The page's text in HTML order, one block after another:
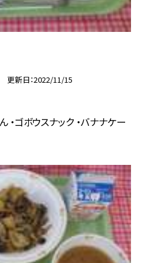
更新日 2022/11/15
・ゴボウスナック ・バナナケー